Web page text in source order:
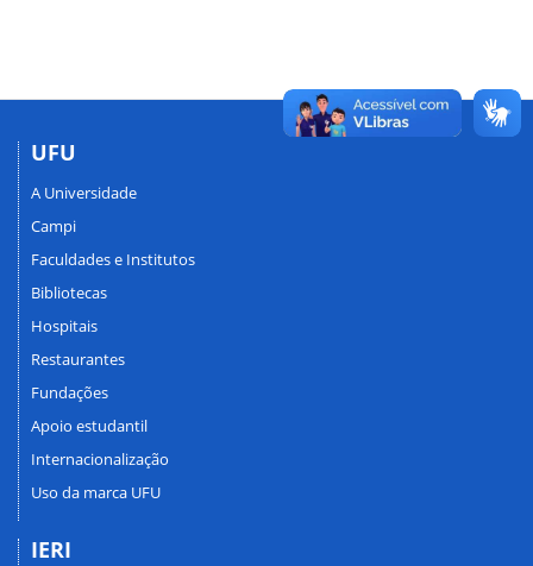
UFU
A Universidade
Campi
Faculdades e Institutos
Bibliotecas
Hospitais
Restaurantes
Fundações
Apoio estudantil
Internacionalização
Uso da marca UFU
IERI